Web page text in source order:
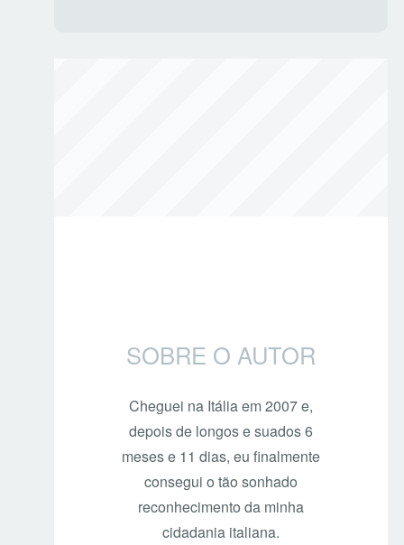
SOBRE O AUTOR
Cheguei na Itália em 2007 e,
depois de longos e suados 6
meses e 11 dias, eu finalmente
consegui o tão sonhado
reconhecimento da minha
cidadania italiana.